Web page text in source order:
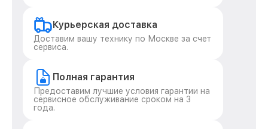
Курьерская доставка
Доставим вашу технику по Москве за счет
сервиса.
Полная гарантия
Предоставим лучшие условия гарантии на
сервисное обслуживание сроком на 3
года.